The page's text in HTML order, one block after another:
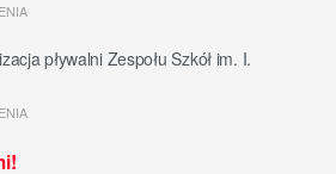
pływalni Zespołu Szkół im. I.